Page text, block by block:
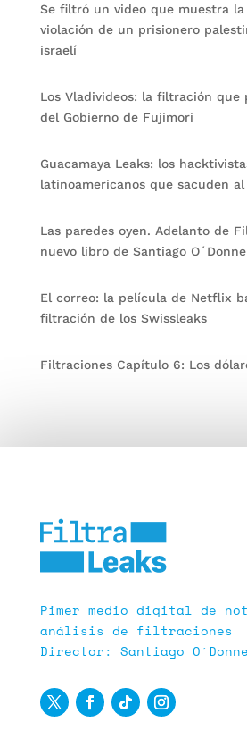
Se filtró un video que muestra
violación de un prisionero
israelí
Los Vladivideos: la filtración que
del Gobierno de Fujimori
Guacamaya Leaks: los
latinoamericanos que sacuden
Las paredes oyen. Adelanto de
nuevo libro de Santiago
El correo: la película de Netflix
filtración de los Swissleaks
Filtraciones Capítulo 6: Los
Pimer medio digital de
análisis de filtraciones
Director: Santiago